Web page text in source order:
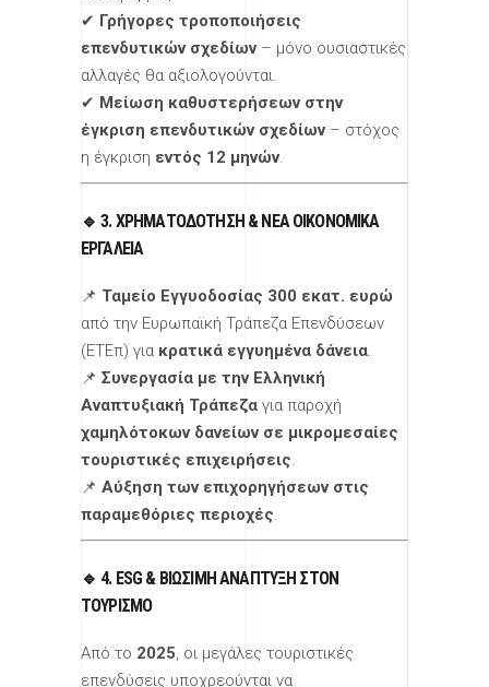
✔ Γρήγορες τροποποιήσεις
επενδυτικών σχεδίων– μόνο ουσιαστικές
αλλαγές θα αξιολογούνται.
✔ Μείωση καθυστερήσεων στην
έγκριση επενδυτικών σχεδίων– στόχος
η έγκριση εντός 12 μηνών.
🔹 3. ΧΡΗΜΑΤΟΔΌΤΗΣΗ & ΝΈΑ ΟΙΚΟΝΟΜΙΚΆ
ΕΡΓΑΛΕΊΑ
📌 Ταμείο Εγγυοδοσίας 300 εκατ. ευρώ
από την Ευρωπαϊκή Τράπεζα Επενδύσεων
(ΕΤΕπ) για κρατικά εγγυημένα δάνεια.
📌 Συνεργασία με την Ελληνική
Αναπτυξιακή Τράπεζα για παροχή
χαμηλότοκων δανείων σε μικρομεσαίες
τουριστικές επιχειρήσεις.
📌 Αύξηση των επιχορηγήσεων στις
παραμεθόριες περιοχές.
🔹 4. ESG & ΒΙΏΣΙΜΗ ΑΝΆΠΤΥΞΗ ΣΤΟΝ
ΤΟΥΡΙΣΜΌ
Από το 2025, οι μεγάλες τουριστικές
επενδύσεις υποχρεούνται να